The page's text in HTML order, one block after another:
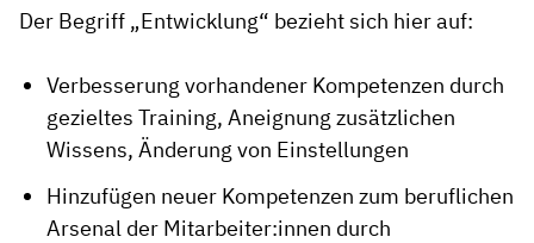
Der Begriff „Entwicklung“ bezieht sich hier auf:
Verbesserung vorhandener Kompetenzen durch
gezieltes Training, Aneignung zusätzlichen
Wissens, Änderung von Einstellungen
Hinzufügen neuer Kompetenzen zum beruflichen
Arsenal der Mitarbeiter:innen durch